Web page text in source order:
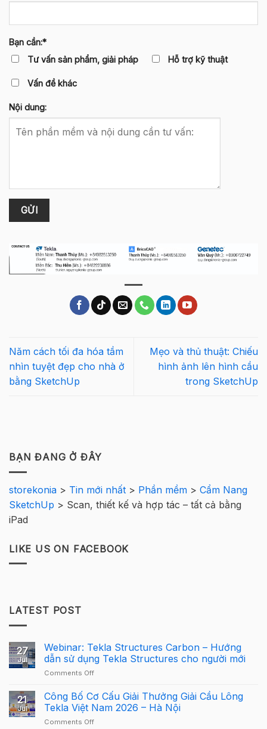
Bạn cần:*
Tư vấn sản phẩm, giải pháp
Hỗ trợ kỹ thuật
Vấn đề khác
Nội dung:
Năm cách tối đa hóa tầm
nhìn tuyệt đẹp cho nhà ở
bằng SketchUp
Mẹo và thủ thuật: Chiếu
hình ảnh lên hình cầu
trong SketchUp
BẠN ĐANG Ở ĐÂY
storekonia > Tin mới nhất > Phần mềm > Cẩm Nang
SketchUp > Scan, thiết kế và hợp tác – tất cả bằng
iPad
LIKE US ON FACEBOOK
LATEST POST
27
Jul
Webinar: Tekla Structures Carbon – Hướng
dẫn sử dụng Tekla Structures cho người mới
Comments Offon
Tekla
Structures
Carbon
–
21
Jul
Công Bố Cơ Cấu Giải Thưởng Giải Cầu Lông
Tekla Việt Nam 2026 – Hà Nội
Comments Offon